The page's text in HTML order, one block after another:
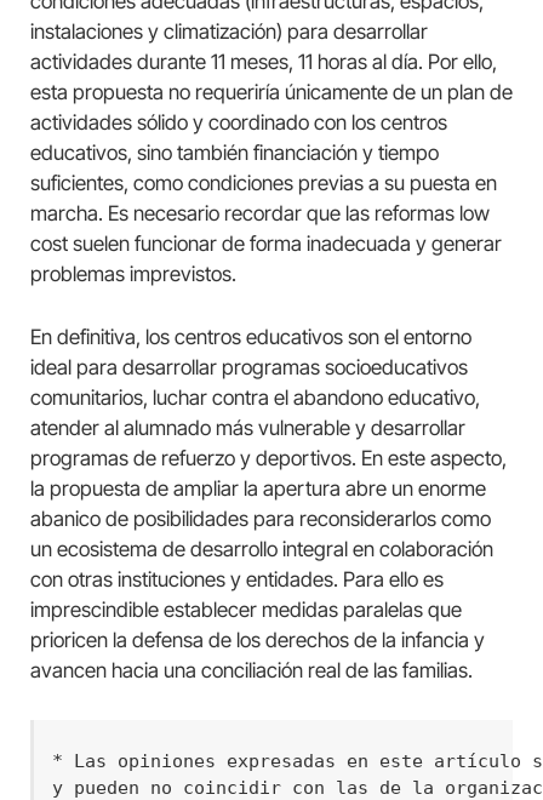
instalaciones y climatización) para desarrollar
actividades durante 11 meses, 11 horas al día. Por ello,
esta propuesta no requeriría únicamente de un plan de
actividades sólido y coordinado con los centros
educativos, sino también financiación y tiempo
suficientes, como condiciones previas a su puesta en
marcha. Es necesario recordar que las reformas low
cost suelen funcionar de forma inadecuada y generar
problemas imprevistos.
En definitiva, los centros educativos son el entorno
ideal para desarrollar programas socioeducativos
comunitarios, luchar contra el abandono educativo,
atender al alumnado más vulnerable y desarrollar
programas de refuerzo y deportivos. En este aspecto,
la propuesta de ampliar la apertura abre un enorme
abanico de posibilidades para reconsiderarlos como
un ecosistema de desarrollo integral en colaboración
con otras instituciones y entidades. Para ello es
imprescindible establecer medidas paralelas que
prioricen la defensa de los derechos de la infancia y
avancen hacia una conciliación real de las familias.
* Las opiniones expresadas en este
y pueden no coincidir con las de la